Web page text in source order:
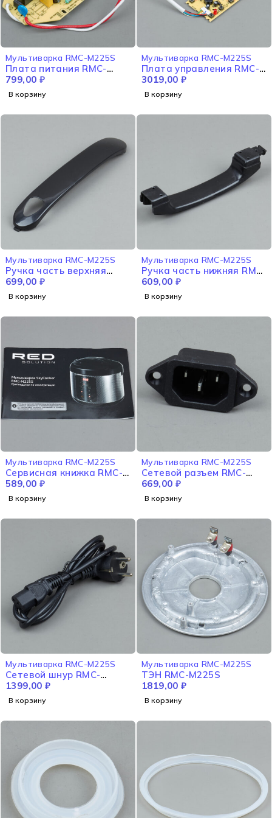
Мультиварка RMC-M225S
Плата питания RMC-
M225S
799,00 ₽
В корзину
Мультиварка RMC-M225S
Плата управления RMC-
M225S
3019,00 ₽
В корзину
Мультиварка RMC-M225S
Ручка часть верхняя
RMC-M225S
699,00 ₽
В корзину
Мультиварка RMC-M225S
Ручка часть нижняя RMC-
M225S
609,00 ₽
В корзину
Мультиварка RMC-M225S
Сервисная книжка RMC-
M225S
589,00 ₽
В корзину
Мультиварка RMC-M225S
Сетевой разъем RMC-
M225S
669,00 ₽
В корзину
Мультиварка RMC-M225S
Сетевой шнур RMC-
M225S
1399,00 ₽
В корзину
Мультиварка RMC-M225S
ТЭН RMC-M225S
1819,00 ₽
В корзину